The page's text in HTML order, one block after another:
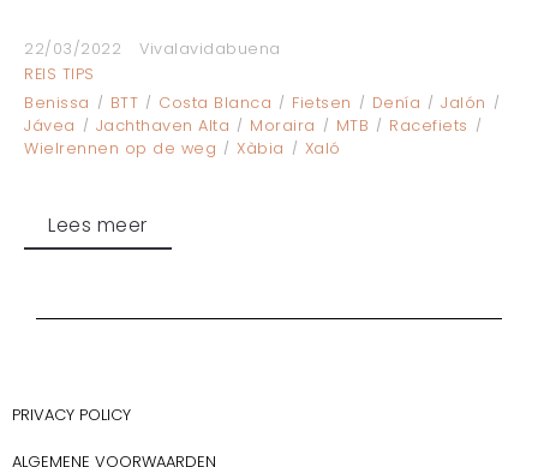
22/03/2022
Vivalavidabuena
REIS TIPS
Benissa
BTT Costa Blanca Fietsen Denía
Jalón
Jávea
Jachthaven Alta Moraira MTB
Racefiets
Wielrennen op de weg
Xàbia Xaló
Lees meer
PRIVACY POLICY
ALGEMENE VOORWAARDEN